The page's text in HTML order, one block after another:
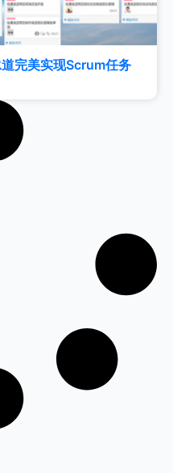
完美实现Scrum任务